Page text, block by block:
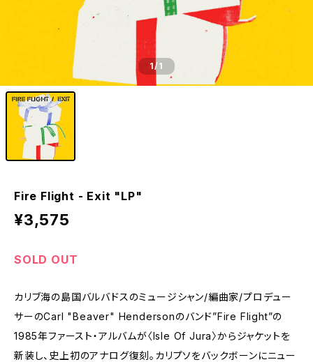
1/1
Fire Flight - Exit "LP"
¥3,575
SOLD OUT
カリブ海の島国バルバドスのミュージシャン/編曲家/プロデュー
サーのCarl "Beaver" Hendersonのバンド”Fire Flight”の
1985年ファースト・アルバムが〈Isle Of Jura〉からジャケットを
新装し、史上初のアナログ復刻。カリプソをバックボーンにニュー